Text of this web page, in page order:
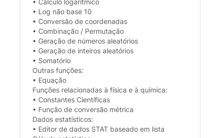
• Cálculo logarítmico
• Log não base 10
• Conversão de coordenadas
• Combinação / Permutação
• Geração de números aleatórios
• Geração de inteiros aleatórios
• Somatório
Outras funções:
• Equação
Funções relacionadas à física e à química:
• Constantes Científicas
• Função de conversão métrica
Dados estatísticos:
• Editor de dados STAT baseado em lista